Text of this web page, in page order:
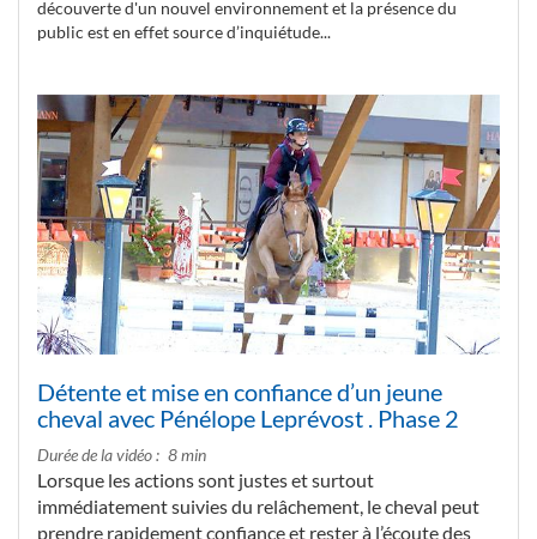
découverte d'un nouvel environnement et la présence du
public est en effet source d’inquiétude...
Détente et mise en confiance d’un jeune
cheval avec Pénélope Leprévost . Phase 2
Durée de la vidéo 8 min
Lorsque les actions sont justes et surtout
immédiatement suivies du relâchement, le cheval peut
prendre rapidement confiance et rester à l’écoute des